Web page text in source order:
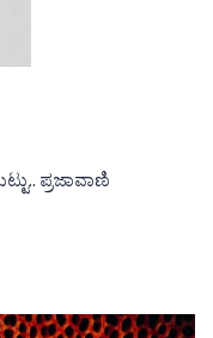
ಪ್ರಜಾವಾಣಿ